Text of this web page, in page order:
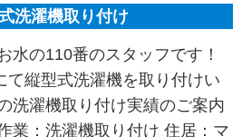
洗濯機取り付け
水の110番のスタッフです！
て縦型式洗濯機を取り付けい
洗濯機取り付け実績のご案内
業：洗濯機取り付け 住居：マ